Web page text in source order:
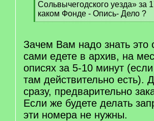
Сольвычегодского уезда» за
каком Фонде - Опись- Дело ?
[
q
]
Зачем Вам надо знать это
сами едете в архив, на
описях за 5-10 минут
там действительно есть).
сразу, предварительно
Если же будете делать
эти номера не нужны.